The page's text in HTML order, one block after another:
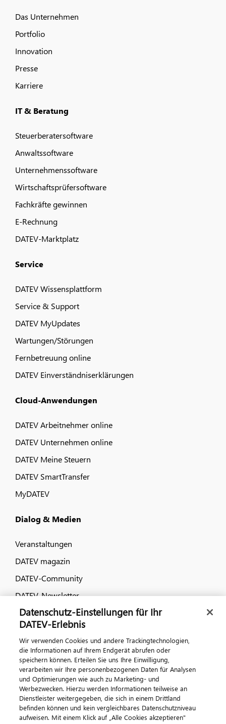
Das Unternehmen
Portfolio
Innovation
Presse
Karriere
IT & Beratung
Steuerberatersoftware
Anwaltssoftware
Unternehmenssoftware
Wirtschaftsprüfersoftware
Fachkräfte gewinnen
E-Rechnung
DATEV-Marktplatz
Service
DATEV Wissensplattform
Service & Support
DATEV MyUpdates
Wartungen/Störungen
Fernbetreuung online
DATEV Einverständniserklärungen
Cloud-Anwendungen
DATEV Arbeitnehmer online
DATEV Unternehmen online
DATEV Meine Steuern
DATEV SmartTransfer
MyDATEV
Dialog & Medien
Veranstaltungen
DATEV magazin
DATEV-Community
DATEV-Newsletter
Kontaktieren Sie uns
ImpressumDatenschutzAGB Kontakt
Datenschutz-Einstellungen für Ihr
DATEV-Erlebnis
Wir verwenden Cookies und andere Trackingtechnologien,
die Informationen auf Ihrem Endgerät abrufen oder
speichern können. Erteilen Sie uns Ihre Einwilligung,
verarbeiten wir Ihre personenbezogenen Daten für Analysen
und Optimierungen wie auch zu Marketing- und
Werbezwecken. Hierzu werden Informationen teilweise an
Dienstleister weitergegeben, die sich in einem Drittland
befinden können und kein vergleichbares Datenschutzniveau
aufweisen. Mit einem Klick auf „Alle Cookies akzeptieren"